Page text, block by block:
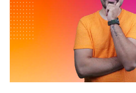
Programación
Jalisco TV
Jalisco RADIO / En Vivo